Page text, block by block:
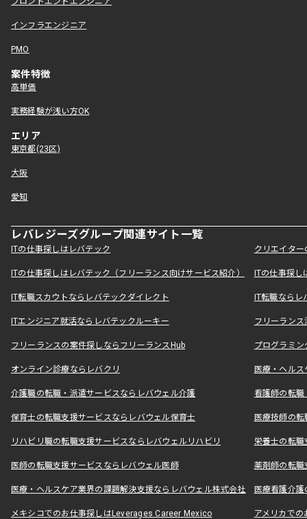
インフラエンジニア
PMO
案件特徴
高単価
実務経験が浅い方OK
エリア
東京都(23区)
大阪
愛知
レバレジーズグループ関連サイト一覧
ITの仕事探しはレバテック クリエイタ
ITの仕事探しはレバテック（フリーランス向けサービス紹介） ITの仕事探
IT転職スカウトならレバテックダイレクト IT転職なら
ITエンジニア就活ならレバテックルーキー フリーラン
フリーランスの案件探しならフリーランスHub プログラミ
オンライン診療ならレバクリ 医療・ヘル
介護職の転職・派遣サービスならレバウェル介護 看護師の転
保育士の転職支援サービスならレバウェル保育士 医療技師の
リハビリ職の転職支援サービスならレバウェルリハビリ 栄養士の転
医師の転職支援サービスならレバウェル医師 薬剤師の転
医療・ヘルスケア業界の課題解決支援ならレバウェル株式会社 医療看護介
メキシコでのお仕事探しはLeverages Career Mexico アメリカで